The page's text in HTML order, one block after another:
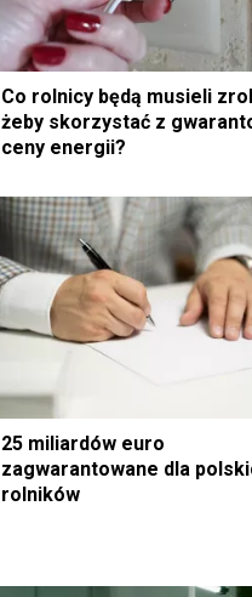
Co rolnicy będą musieli
żeby skorzystać z
ceny energii?
25 miliardów euro
zagwarantowane dla
rolników